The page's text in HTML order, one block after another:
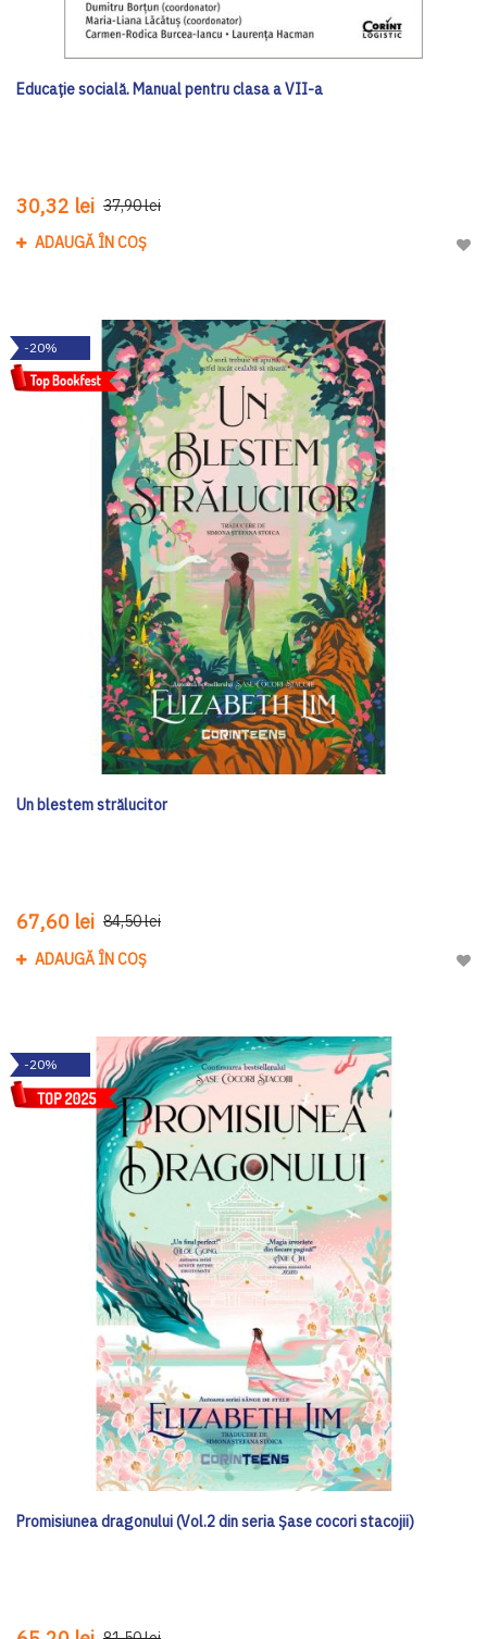
Educație socială. Manual pentru clasa a VII-a
30,32 lei 37,90 lei
ADAUGĂ ÎN COȘ
-20%
Un blestem strălucitor
67,60 lei 84,50 lei
ADAUGĂ ÎN COȘ
-20%
Promisiunea dragonului (Vol.2 din seria Șase cocori stacojii)